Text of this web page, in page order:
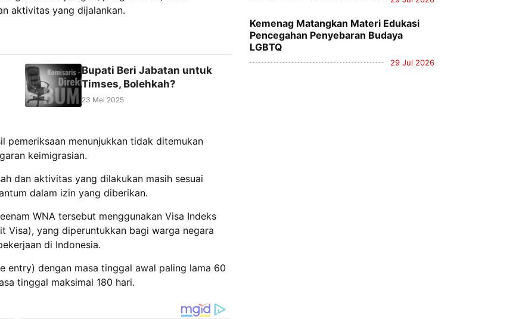
aktivitas yang dijalankan.
Bupati Beri Jabatan untuk
Timses, Bolehkah?
23 Mei 2025
pemeriksaan menunjukkan tidak ditemukan
keimigrasian.
dan aktivitas yang dilakukan masih sesuai
dalam izin yang diberikan.
WNA tersebut menggunakan Visa Indeks
Visa), yang diperuntukkan bagi warga negara
di Indonesia.
entry) dengan masa tinggal awal paling lama 60
tinggal maksimal 180 hari.
Kemenag Matangkan Materi Edukasi
Pencegahan Penyebaran Budaya
LGBTQ
29 Jul 2026